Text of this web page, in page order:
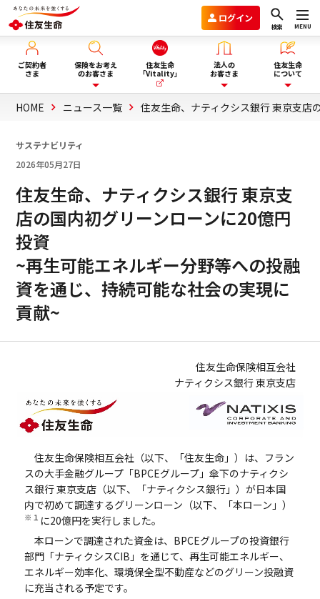
ログイン
検索 MENU
ご契約者
さま
保険をお考え
のお客さま
保険を選ぶ
ぶ
保険選びにお悩みの方へ
ぴったり保険セレクター
住友生命
「Vitality」
法人の
お客さま
企業年金のお客さま
ウェルビーイング向上サービス
Vitality福利厚生タイプ
法人向け商品のご案内
住友生命
について
住友生命グループVision2030
サステナビリティ
採用情報
HOME ニュース一覧 住友生命、ナティクシス銀行 東京支店
サステナビリティ
2026年05月27日
住友生命、ナティクシス銀行 東京支
店の国内初グリーンローンに20億円
投資
~再生可能エネルギー分野等への投融
資を通じ、持続可能な社会の実現に
貢献~
住友生命保険相互会社
ナティクシス銀行 東京支店
住友生命保険相互会社（以下、「住友生命」）は、フラン
スの大手金融グループ「BPCEグループ」傘下のナティクシ
ス銀行 東京支店（以下、「ナティクシス銀行」）が日本国
内で初めて調達するグリーンローン（以下、「本ローン」）
※１ に20億円を実行しました。
本ローンで調達された資金は、BPCEグループの投資銀行
部門「ナティクシスCIB」を通じて、再生可能エネルギー、
エネルギー効率化、環境保全型不動産などのグリーン投融資
に充当される予定です。